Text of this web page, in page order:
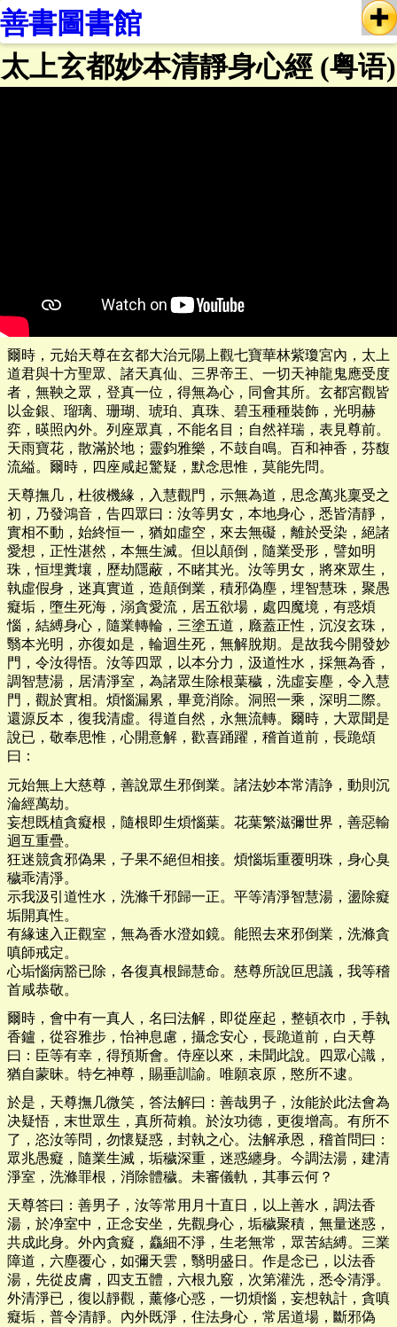
善書圖書館
太上玄都妙本清靜身心經 (粤语)
爾時，元始天尊在玄都大治元陽上觀七寶華林紫瓊宮內，太上
道君與十方聖眾、諸天真仙、三界帝王、一切天神龍鬼應受度
者，無鞅之眾，登真一位，得無為心，同會其所。玄都宮觀皆
以金銀、瑠璃、珊瑚、琥珀、真珠、碧玉種種裝飾，光明赫
弈，暎照內外。列座眾真，不能名目；自然祥瑞，表見尊前。
天雨寶花，散滿於地；靈鈞雅樂，不鼓自鳴。百和神香，芬馥
流縊。爾時，四座咸起驚疑，默念思惟，莫能先問。
天尊撫几，杜彼機緣，入慧觀門，示無為道，思念萬兆稟受之
初，乃發鴻音，告四眾曰：汝等男女，本地身心，悉皆清靜，
實相不動，始終恒一，猶如虛空，來去無礙，離於受染，絕諸
愛想，正性湛然，本無生滅。但以顛倒，隨業受形，譬如明
珠，恒埋糞壤，歷劫隱蔽，不睹其光。汝等男女，將來眾生，
執虛假身，迷真實道，造顛倒業，積邪偽塵，埋智慧珠，聚愚
癡垢，墮生死海，溺貪愛流，居五欲場，處四魔境，有惑煩
惱，結縛身心，隨業轉輪，三塗五道，廕蓋正性，沉沒玄珠，
翳本光明，亦復如是，輪迴生死，無解脫期。是故我今開發妙
門，令汝得悟。汝等四眾，以本分力，汲道性水，採無為香，
調智慧湯，居清淨室，為諸眾生除根葉穢，洗虛妄塵，令入慧
門，觀於實相。煩惱漏累，畢竟消除。洞照一乘，深明二際。
還源反本，復我清虛。得道自然，永無流轉。爾時，大眾聞是
說已，敬奉思惟，心開意解，歡喜踊躍，稽首道前，長跪頌
曰：
元始無上大慈尊，善說眾生邪倒業。諸法妙本常清諍，動則沉
淪經萬劫。
妄想既植貪癡根，隨根即生煩惱葉。花葉繁滋彌世界，善惡輸
迴互重疊。
狂迷競貪邪偽果，子果不絕但相接。煩惱垢重覆明珠，身心臭
穢乖清淨。
示我汲引道性水，洗滌千邪歸一正。平等清淨智慧湯，盪除癡
垢開真性。
有緣速入正觀室，無為香水澄如鏡。能照去來邪倒業，洗滌貪
嗔師戒定。
心垢惱病豁已除，各復真根歸慧命。慈尊所說叵思議，我等稽
首咸恭敬。
爾時，會中有一真人，名曰法解，即從座起，整頓衣巾，手執
香鑪，從容雅步，怡神息慮，攝念安心，長跪道前，白天尊
曰：臣等有幸，得預斯會。侍座以來，未聞此說。四眾心識，
猶自蒙昧。特乞神尊，賜垂訓諭。唯願哀原，愍所不逮。
於是，天尊撫几微笑，答法解曰：善哉男子，汝能於此法會為
决疑悟，末世眾生，真所荷賴。於汝功德，更復增高。有所不
了，恣汝等問，勿懷疑惑，封執之心。法解承恩，稽首問曰：
眾兆愚癡，隨業生滅，垢穢深重，迷惑纏身。今調法湯，建清
淨室，洗滌罪根，消除體穢。未審儀軌，其事云何？
天尊答曰：善男子，汝等常用月十直日，以上善水，調法香
湯，於净室中，正念安坐，先觀身心，垢穢聚積，無量迷惑，
共成此身。外內貪癡，麤細不淨，生老無常，眾苦結縛。三業
障道，六塵覆心，如彌天雲，翳明盛日。作是念已，以法香
湯，先從皮膚，四支五體，六根九竅，次第灌洗，悉令清淨。
外清淨已，復以靜觀，薰修心惑，一切煩惱，妄想執計，貪嗔
癡垢，普令清靜。內外既淨，住法身心，常居道場，斷邪偽